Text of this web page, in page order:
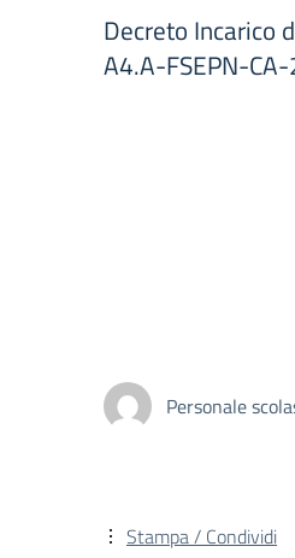
Decreto Incarico
A4.A-FSEPN-
Personale
Stampa / Condividi